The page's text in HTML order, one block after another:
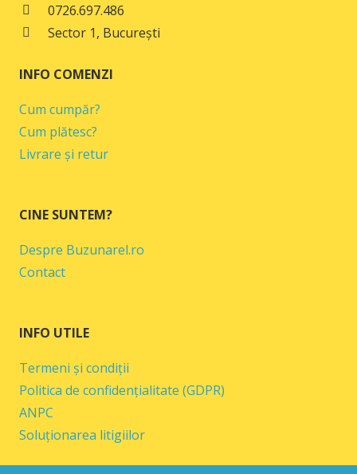
0726.697.486
Sector 1, București
INFO COMENZI
Cum cumpăr?
Cum plătesc?
Livrare și retur
CINE SUNTEM?
Despre Buzunarel.ro
Contact
INFO UTILE
Termeni și condiții
Politica de confidențialitate (GDPR)
ANPC
Soluționarea litigiilor